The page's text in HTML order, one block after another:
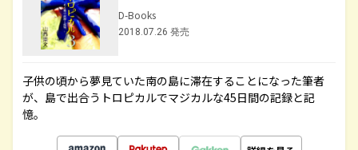
D-Books
2018.07.26 発売
子供の頃から夢見ていた南の島に滞在することになった筆者
が、島で出合うトロピカルでマジカルな45日間の記録と記
憶。